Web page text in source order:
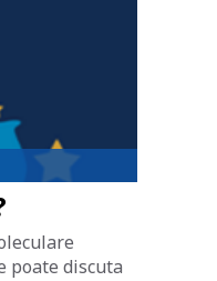
poate discuta